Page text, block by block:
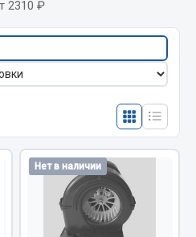
BOHU
подогреватели
2310 ₽
Нет в наличии